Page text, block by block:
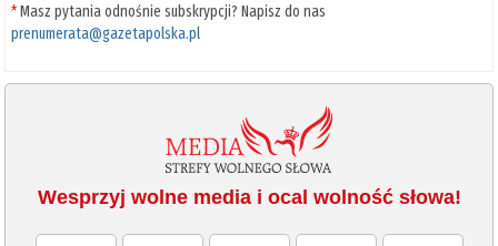
*Masz pytania odnośnie subskrypcji? Napisz do nas
prenumerata@gazetapolska.pl
Wesprzyj wolne media i ocal wolność słowa!